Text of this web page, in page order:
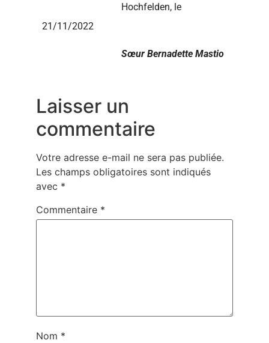
Hochfelden, le
21/11/2022
Sœur Bernadette Mastio
Laisser un
commentaire
Votre adresse e-mail ne sera pas publiée.
Les champs obligatoires sont indiqués
avec *
Commentaire *
Nom *